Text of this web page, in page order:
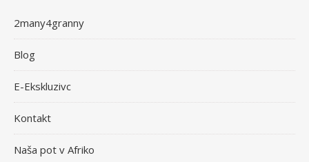
2many4granny
Blog
E-Ekskluzivc
Kontakt
Naša pot v Afriko